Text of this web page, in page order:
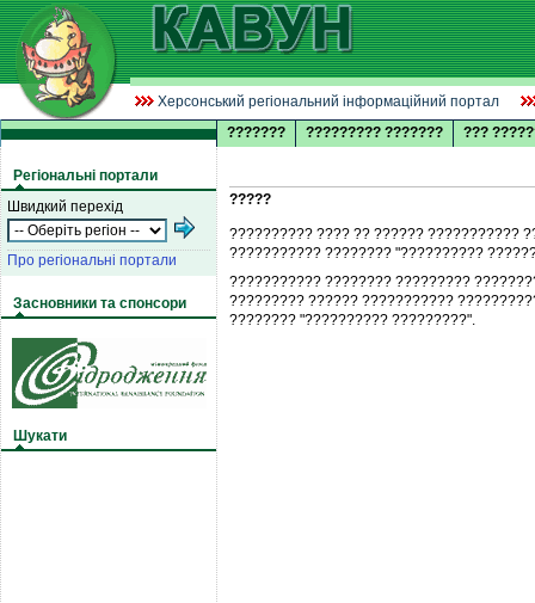
Херсонський регіональний інформаційний портал
???????
????????? ??????? ???
Регіональні портали
Швидкий перехід
Про регіональні портали
Засновники та спонсори
Шукати
?????
?????????? ???? ?? ?????? ???????????
??????????? ???????? "??????????
??????????? ???????? ?????????
????????? ?????? ???????????
???????? "?????????? ?????????".